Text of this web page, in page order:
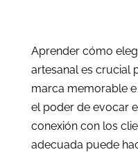
Aprender cómo
artesanal es crucial
marca memorable
el poder de evocar
conexión con los
adecuada puede